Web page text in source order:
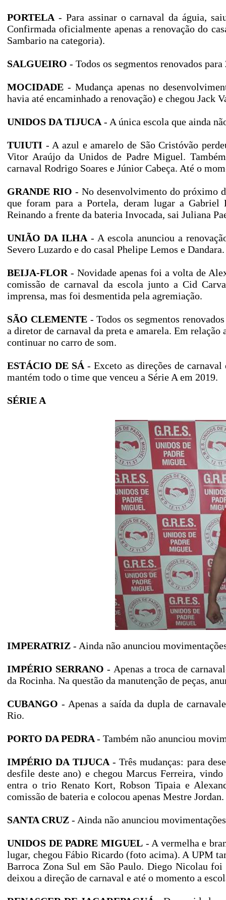
PORTELA - Para assinar o carnaval da águia,
Confirmada oficialmente apenas a renovação do
Sambario na categoria).
SALGUEIRO - Todos os segmentos renovados para
MOCIDADE - Mudança apenas no
havia até encaminhado a renovação) e chegou Jack
UNIDOS DA TIJUCA - A única escola que ainda
TUIUTI - A azul e amarelo de São Cristóvão
Vitor Araújo da Unidos de Padre Miguel.
carnaval Rodrigo Soares e Júnior Cabeça. Até o
GRANDE RIO - No desenvolvimento do próximo
que foram para a Portela, deram lugar a Gabriel
Reinando a frente da bateria Invocada, sai Juliana
UNIÃO DA ILHA- A escola anunciou a
Severo Luzardo e do casal Phelipe Lemos e Dandara.
BEIJA-FLOR - Novidade apenas foi a volta de
comissão de carnaval da escola junto a Cid
imprensa, mas foi desmentida pela agremiação.
SÃO CLEMENTE- Todos os segmentos
a diretor de carnaval da preta e amarela. Em
continuar no carro de som.
ESTÁCIO DE SÁ - Exceto as direções de
mantém todo o time que venceu a Série A em 2019.
SÉRIE A
IMPERATRIZ - Ainda não anunciou
IMPÉRIO SERRANO - Apenas a troca de
da Rocinha. Na questão da manutenção de peças,
CUBANGO - Apenas a saída da dupla de
Rio.
PORTO DA PEDRA- Também não anunciou
IMPÉRIO DA TIJUCA- Três mudanças: para
desfile deste ano) e chegou Marcus Ferreira,
entra o trio Renato Kort, Robson Tipaia e
comissão de bateria e colocou apenas Mestre Jordan.
SANTA CRUZ - Ainda não anunciou
UNIDOS DE PADRE MIGUEL- A vermelha e
lugar, chegou Fábio Ricardo (foto acima). A UPM
Barroca Zona Sul em São Paulo. Diego Nicolau
deixou a direção de carnaval e até o momento a